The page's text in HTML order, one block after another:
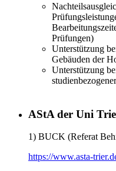
Prüfungen)
Unterstützung
Gebäuden der
Unterstützung
AStA der Uni
1) BUCK (Referat
https://www.asta-